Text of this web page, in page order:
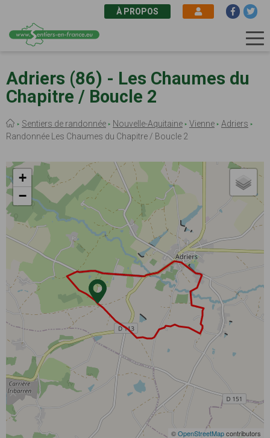
contenu
principal
À PROPOS
Adriers (86) - Les Chaumes du
Chapitre / Boucle 2
Fil
d'Ariane
Sentiers de randonnée Nouvelle-Aquitaine Vienne
Adriers
Randonnée Les Chaumes du Chapitre / Boucle 2
+
−
©OpenStreetMapcontributors